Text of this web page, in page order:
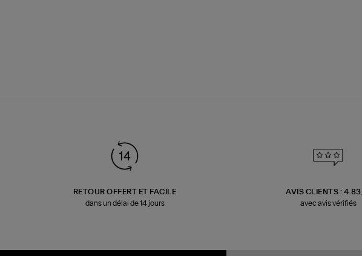
RETOUR OFFERT ET FACILE
dans un délai de 14 jours
AVIS CLIENTS :
avec avis vérifiés